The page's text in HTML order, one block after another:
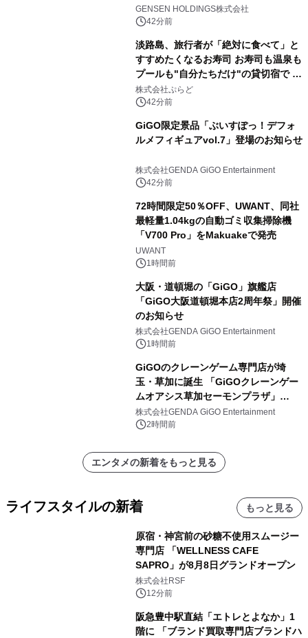
(土)より開催
GENSEN HOLDINGS株式会社
42分前
淡路島、旅行者が「絶対に食べて」と
すすめたくなるお寿司 お寿司も温泉も
プールも"自分たちだけ"の貸切宿で 1
日1組限定「岩屋温泉 絵島別庭 海と
森」の握り寿司プラン
株式会社ぷらど
42分前
GiGO限定景品「ぶいすぽっ！デフォ
ルメフィギュアvol.7」登場のお知らせ
株式会社GENDA GiGO Entertainment
42分前
72時間限定50％OFF、UWANT、同社
最軽量1.04kgの自動ゴミ収集掃除機
「V700 Pro」をMakuakeで発売
UWANT
1時間前
大阪・道頓堀の「GiGO」旗艦店
「GiGO大阪道頓堀本店2周年祭」開催
のお知らせ
株式会社GENDA GiGO Entertainment
1時間前
GiGOのクレーンゲーム専門店が埼
玉・草加に誕生 「GiGOクレーンゲー
ムオアシス草加セーモンプラザ」
2026年8月7日(金)10時グランドオープ
ン
株式会社GENDA GiGO Entertainment
2時間前
エンタメの新着をもっと見る
ライフスタイルの新着 もっと見る
原宿・神宮前の砂糖不使用スムージー
専門店 「WELLNESS CAFE
SAPRO」が8月8日グランドオープン
株式会社RSF
12分前
阪急豊中駅直結「エトレとよなか」1
階に 「ブランド買取専門店ブランドハ